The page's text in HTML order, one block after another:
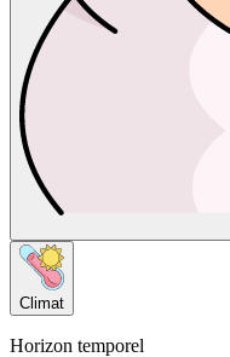
Climat
Horizon temporel